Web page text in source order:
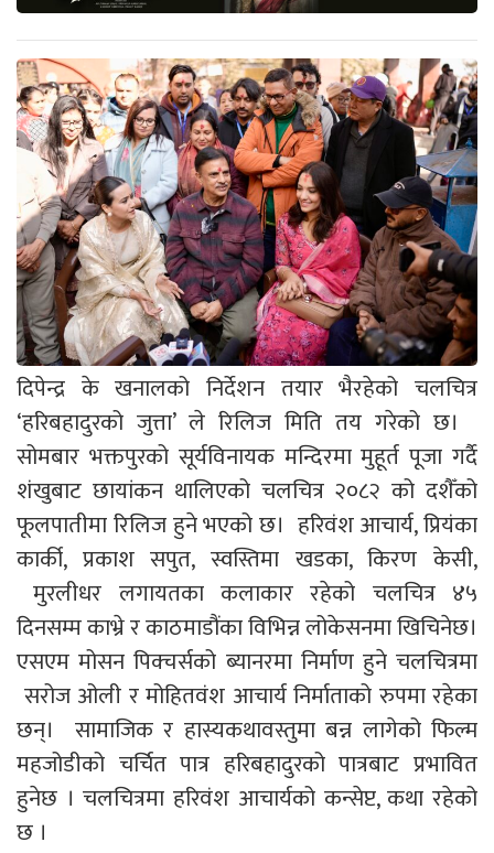
दिपेन्द्र के खनालको निर्देशन तयार भैरहेको चलचित्र
‘हरिबहादुरको जुत्ता’ ले रिलिज मिति तय गरेको छ।
सोमबार भक्तपुरको सूर्यविनायक मन्दिरमा मुहूर्त पूजा गर्दै
शंखुबाट छायांकन थालिएको चलचित्र २०८२ को दशैँको
फूलपातीमा रिलिज हुने भएको छ। हरिवंश आचार्य, प्रियंका
कार्की, प्रकाश सपुत, स्वस्तिमा खडका, किरण केसी,
मुरलीधर लगायतका कलाकार रहेको चलचित्र ४५
दिनसम्म काभ्रे र काठमाडौंका विभिन्न लोकेसनमा खिचिनेछ।
एसएम मोसन पिक्चर्सको ब्यानरमा निर्माण हुने चलचित्रमा
सरोज ओली र मोहितवंश आचार्य निर्माताको रुपमा रहेका
छन्। सामाजिक र हास्यकथावस्तुमा बन्न लागेको फिल्म
महजोडीको चर्चित पात्र हरिबहादुरको पात्रबाट प्रभावित
हुनेछ । चलचित्रमा हरिवंश आचार्यको कन्सेप्ट, कथा रहेको
छ ।